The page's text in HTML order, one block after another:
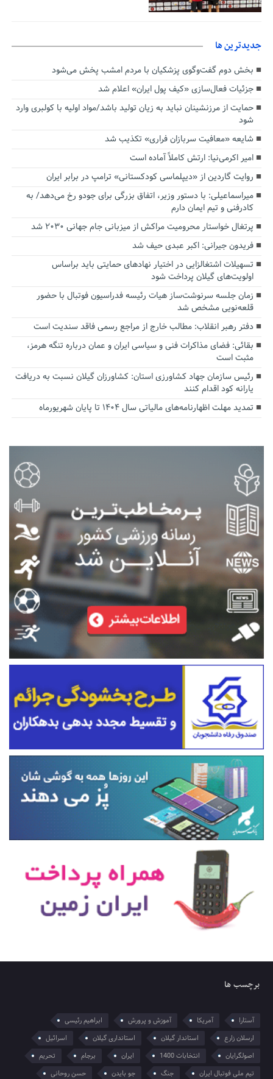
جديدترين ها
بخش دوم گفت‌وگوی پزشکیان با مردم امشب پخش می‌شود
جزئیات فعال‌سازی «کیف پول ایران» اعلام شد
حمایت از مرزنشینان نباید به زیان تولید باشد/مواد اولیه با کولبری وارد
شود
شایعه «معافیت سربازان فراری» تکذیب شد
امیر اکرمی‌نیا: ارتش کاملاً آماده است
روایت گاردین از «دیپلماسی کودکستانی» ترامپ در برابر ایران
میراسماعیلی: با دستور وزیر، اتفاق بزرگی برای جودو رخ می‌دهد/ به
کادرفنی و تیم ایمان دارم
پرتغال خواستار محرومیت مراکش از میزبانی جام جهانی ۲۰۳۰ شد
فریدون جیرانی: اکبر عبدی حیف شد
تسهیلات اشتغالزایی در اختیار نهادهای حمایتی باید براساس
اولویت‌های گیلان پرداخت شود
زمان جلسه سرنوشت‌ساز هیات رئیسه فدراسیون فوتبال با حضور
قلعه‌نویی مشخص شد
دفتر رهبر انقلاب: مطالب خارج از مراجع رسمی فاقد سندیت است
بقائی: فضای مذاکرات فنی و سیاسی ایران و عمان درباره تنگه هرمز،
مثبت است
رئیس سازمان جهاد کشاورزی استان: کشاورزان گیلان نسبت به دریافت
یارانه کود اقدام کنند
تمدید مهلت اظهارنامه‌های مالیاتی سال ۱۴۰۴ تا پایان شهریورماه
برچسب ها
آستارا آمریکا آموزش و پرورش
ابراهیم رئیسی
ارسلان زارع
استاندار گیلان استانداری گیلان
اسرائیل
اصولگرایان
انتخابات 1400 ایران برجام
تحریم
تیم ملی فوتبال ایران
جنگ جو بایدن حسن روحانی